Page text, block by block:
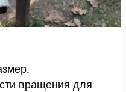
вращения для